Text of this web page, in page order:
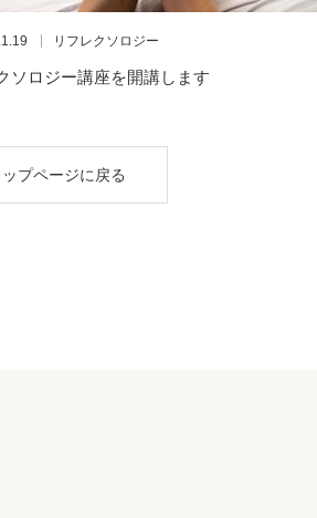
リフレクソロジー
ソロジー講座を開講します
ップページに戻る